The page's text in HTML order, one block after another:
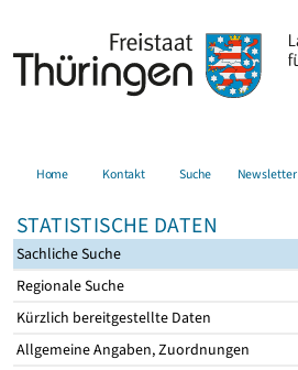
Home Kontakt Suche Newsletter
STATISTISCHE DATEN
Sachliche Suche
Regionale Suche
Kürzlich bereitgestellte Daten
Allgemeine Angaben, Zuordnungen